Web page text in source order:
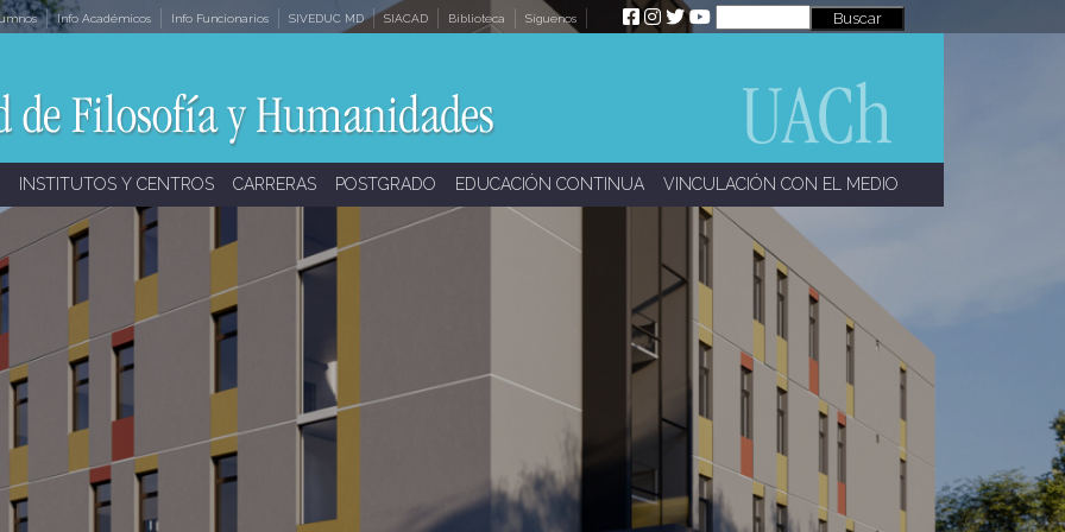
Info Académicos Info Funcionarios SIVEDUC MD SIACAD Biblioteca Síguenos
INSTITUTOS Y CENTROS CARRERAS POSTGRADO EDUCACIÓN CONTINUA VINCULACIÓN CON EL MEDIO